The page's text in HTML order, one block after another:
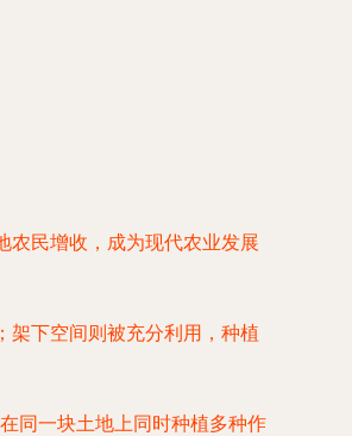
农民增收，成为现代农业发展
架下空间则被充分利用，种植
同一块土地上同时种植多种作